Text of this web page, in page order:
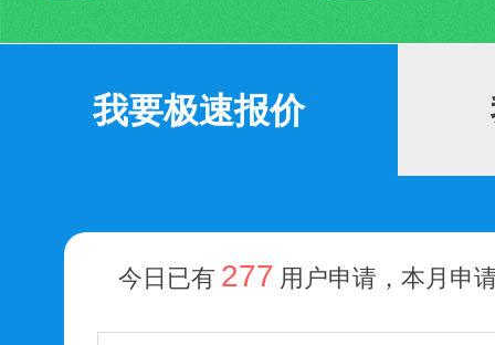
我要极速报价
今日已有 277 用户申请，本月申